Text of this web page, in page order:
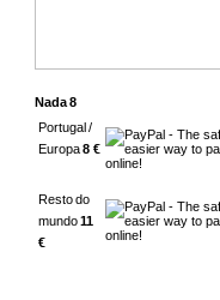
Nada 8
Portugal /
Europa8 €
Resto do
mundo11
€